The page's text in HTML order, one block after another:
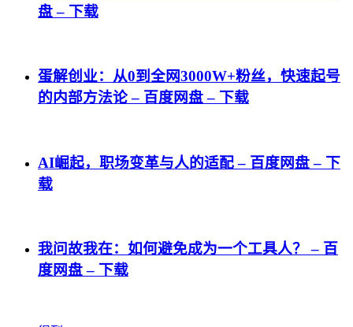
盘 – 下载
蛋解创业：从0到全网3000W+粉丝，快速起号
的内部方法论 – 百度网盘 – 下载
AI崛起，职场变革与人的适配 – 百度网盘 – 下
载
我问故我在：如何避免成为一个工具人？ – 百
度网盘 – 下载